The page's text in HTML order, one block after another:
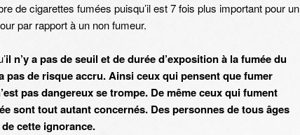
de cigarettes fumées puisqu’il est 7 fois plus important pour un
par rapport à un non fumeur.
il n’y a pas de seuil et de durée d’exposition à la fumée du
pas de risque accru. Ainsi ceux qui pensent que fumer
pas dangereux se trompe. De même ceux qui fument
sont tout autant concernés. Des personnes de tous âges
cette ignorance.